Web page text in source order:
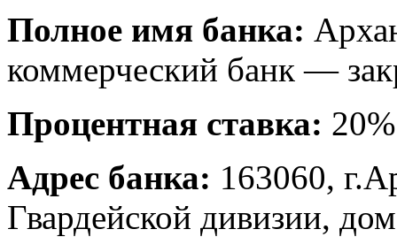
Полное имя банка:
коммерческий банк —
Процентная ставка: 20%
Адрес банка: 163060,
Гвардейской дивизии,